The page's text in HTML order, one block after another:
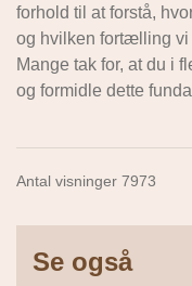
forhold til at forstå,
og hvilken fortælling vi
Mange tak for, at du i
og formidle dette
Antal visninger 7973
Se også